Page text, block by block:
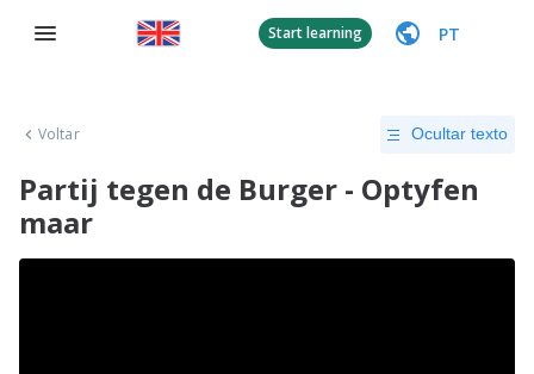
Start learning PT
Voltar Ocultar texto
Partij tegen de Burger - Optyfen
maar